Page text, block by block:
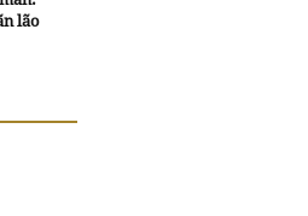
lão
xưa